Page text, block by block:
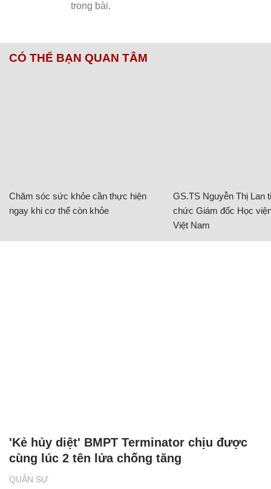
CÓ THỂ BẠN QUAN TÂM
Chăm sóc sức khỏe cần thực hiện
ngay khi cơ thể còn khỏe
GS.TS Nguyễn Thị Lan
chức Giám đốc Học
Việt Nam
QUÂN SỰ
'Kẻ hủy diệt' BMPT Terminator chịu được
cùng lúc 2 tên lửa chống tăng